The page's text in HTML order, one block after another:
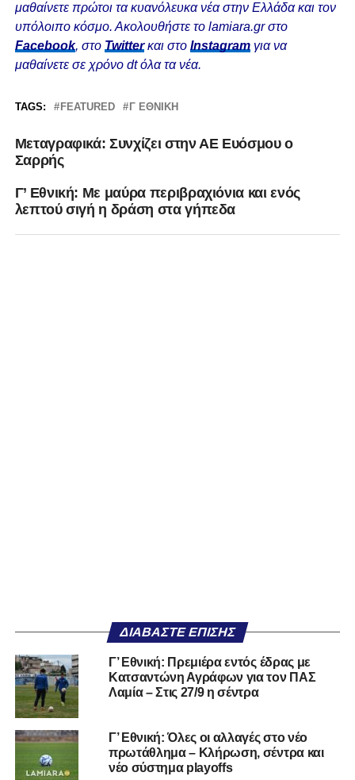
μαθαίνετε πρώτοι τα κυανόλευκα νέα στην Ελλάδα και τον
υπόλοιπο κόσμο. Ακολουθήστε το lamiara.gr στο
Facebook, στο Twitterκαι στο Instagram για να
μαθαίνετε σε χρόνο dt όλα τα νέα.
TAGS: FEATURED Γ ΕΘΝΙΚΗ
Μεταγραφικά: Συνχίζει στην ΑΕ Ευόσμου ο
Σαρρής
Γ’ Εθνική: Με μαύρα περιβραχιόνια και ενός
λεπτού σιγή η δράση στα γήπεδα
ΔΙΑΒΆΣΤΕ ΕΠΊΣΗΣ
Γ’ Εθνική: Πρεμιέρα εντός έδρας με
Κατσαντώνη Αγράφων για τον ΠΑΣ
Λαμία – Στις 27/9 η σέντρα
Γ’ Εθνική: Όλες οι αλλαγές στο νέο
πρωτάθλημα – Κλήρωση, σέντρα και
νέο σύστημα playoffs